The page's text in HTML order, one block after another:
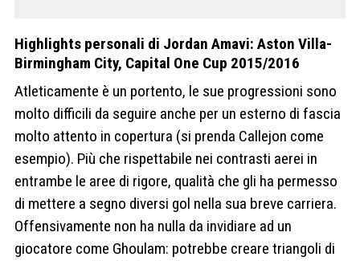
Highlights personali di Jordan Amavi: Aston Villa-
Birmingham City, Capital One Cup 2015/2016
Atleticamente è un portento, le sue progressioni sono
molto difficili da seguire anche per un esterno di fascia
molto attento in copertura (si prenda Callejon come
esempio). Più che rispettabile nei contrasti aerei in
entrambe le aree di rigore, qualità che gli ha permesso
di mettere a segno diversi gol nella sua breve carriera.
Offensivamente non ha nulla da invidiare ad un
giocatore come Ghoulam: potrebbe creare triangoli di